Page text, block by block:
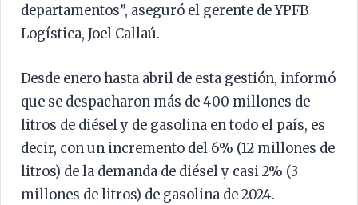
departamentos”, aseguró el gerente de YPFB
Logística, Joel Callaú.
Desde enero hasta abril de esta gestión, informó
que se despacharon más de 400 millones de
litros de diésel y de gasolina en todo el país, es
decir, con un incremento del 6% (12 millones de
litros) de la demanda de diésel y casi 2% (3
millones de litros) de gasolina de 2024.